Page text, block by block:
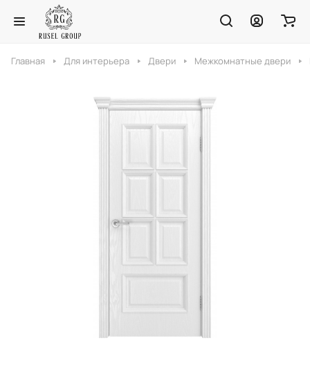
Главная Для интерьера Двери Межкомнатные двери